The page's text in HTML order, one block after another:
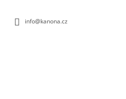
info@kanona.cz